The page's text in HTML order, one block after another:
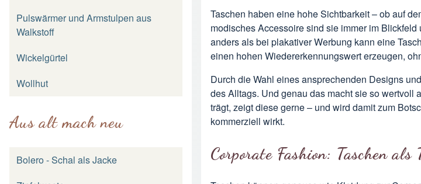
Pulswärmer und Armstulpen aus
Walkstoff
Wickelgürtel
Wollhut
Aus alt mach neu
Bolero - Schal als Jacke
Taschen haben eine hohe Sichtbarkeit – ob auf
modisches Accessoire sind sie immer im Blickfeld
anders als bei plakativer Werbung kann eine
einen hohen Wiedererkennungswert erzeugen,
Durch die Wahl eines ansprechenden Designs
des Alltags. Und genau das macht sie so wertvoll
trägt, zeigt diese gerne – und wird damit zum
kommerziell wirkt.
Corporate Fashion: Taschen